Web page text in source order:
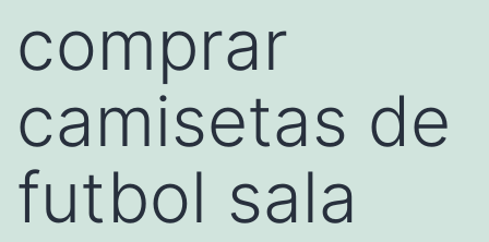
comprar
camisetas de
futbol sala